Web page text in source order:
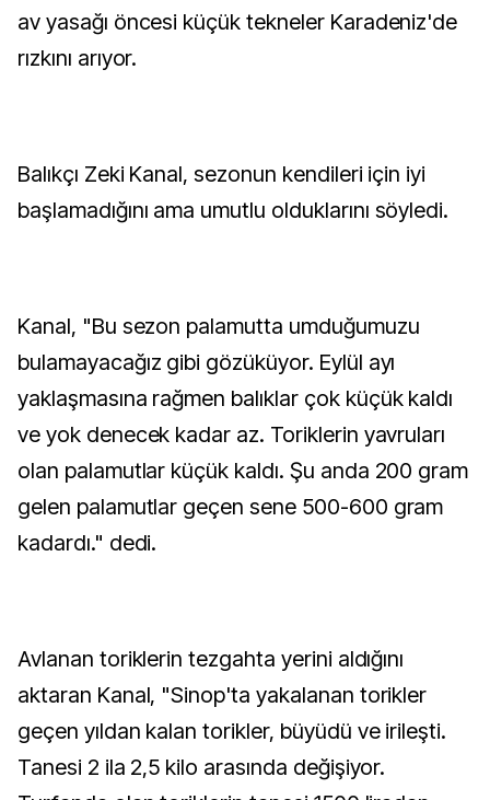
av yasağı öncesi küçük tekneler Karadeniz'de
rızkını arıyor.
Balıkçı Zeki Kanal, sezonun kendileri için iyi
başlamadığını ama umutlu olduklarını söyledi.
Kanal, "Bu sezon palamutta umduğumuzu
bulamayacağız gibi gözüküyor. Eylül ayı
yaklaşmasına rağmen balıklar çok küçük kaldı
ve yok denecek kadar az. Toriklerin yavruları
olan palamutlar küçük kaldı. Şu anda 200 gram
gelen palamutlar geçen sene 500-600 gram
kadardı." dedi.
Avlanan toriklerin tezgahta yerini aldığını
aktaran Kanal, "Sinop'ta yakalanan torikler
geçen yıldan kalan torikler, büyüdü ve irileşti.
Tanesi 2 ila 2,5 kilo arasında değişiyor.